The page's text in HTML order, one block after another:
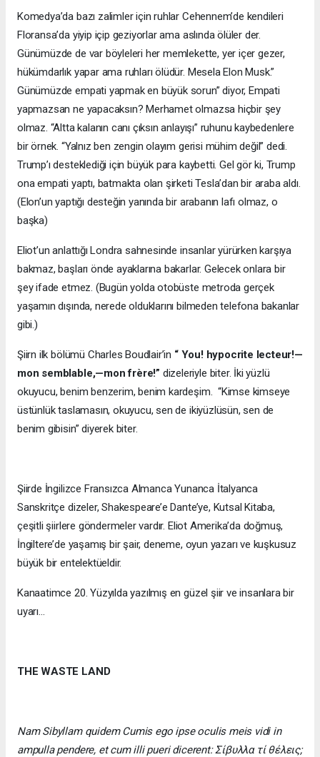
Komedya’da bazı zalimler için ruhlar Cehennem’de kendileri
Floransa’da yiyip içip geziyorlar ama aslında ölüler der.
Günümüzde de var böyleleri her memlekette, yer içer gezer,
hükümdarlık yapar ama ruhları ölüdür. Mesela Elon Musk.”
Günümüzde empati yapmak en büyük sorun” diyor, Empati
yapmazsan ne yapacaksın? Merhamet olmazsa hiçbir şey
olmaz. “Altta kalanın canı çıksın anlayışı” ruhunu kaybedenlere
bir örnek. “Yalnız ben zengin olayım gerisi mühim değil” dedi.
Trump’ı desteklediği için büyük para kaybetti. Gel gör ki, Trump
ona empati yaptı, batmakta olan şirketi Tesla’dan bir araba aldı.
(Elon’un yaptığı desteğin yanında bir arabanın lafı olmaz, o
başka)
Eliot’un anlattığı Londra sahnesinde insanlar yürürken karşıya
bakmaz, başları önde ayaklarına bakarlar. Gelecek onlara bir
şey ifade etmez. (Bugün yolda otobüste metroda gerçek
yaşamın dışında, nerede olduklarını bilmeden telefona bakanlar
gibi.)
Şiirn ilk bölümü Charles Boudlair’in “ You! hypocrite lecteur!—
mon semblable,—mon frère!” dizeleriyle biter. İki yüzlü
okuyucu, benim benzerim, benim kardeşim. “Kimse kimseye
üstünlük taslamasın, okuyucu, sen de ikiyüzlüsün, sen de
benim gibisin” diyerek biter.
Şiirde İngilizce Fransızca Almanca Yunanca İtalyanca
Sanskritçe dizeler, Shakespeare’e Dante’ye, Kutsal Kitaba,
çeşitli şiirlere göndermeler vardır. Eliot Amerika’da doğmuş,
İngiltere’de yaşamış bir şair, deneme, oyun yazarı ve kuşkusuz
büyük bir entelektüeldir.
Kanaatimce 20. Yüzyılda yazılmış en güzel şiir ve insanlara bir
uyarı…
THE WASTE LAND
Nam Sibyllam quidem Cumis ego ipse oculis meis vidi in
ampulla pendere, et cum illi pueri dicerent: Σίβυλλα τί θέλεις;